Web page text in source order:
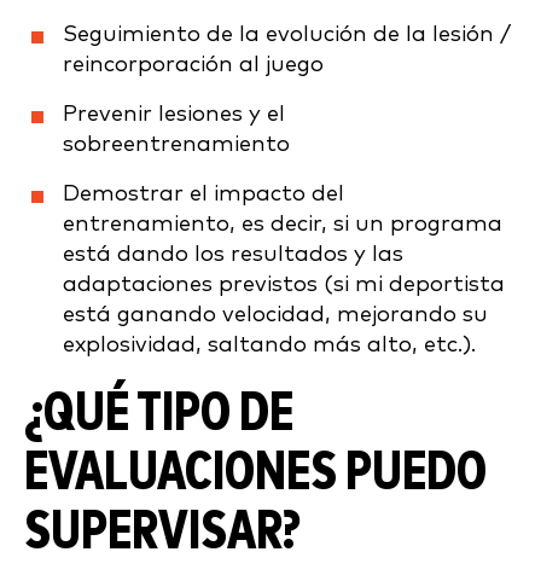
Seguimiento de la evolución de la lesión /
reincorporación al juego
Prevenir lesiones y el
sobreentrenamiento
Demostrar el impacto del
entrenamiento, es decir, si un programa
está dando los resultados y las
adaptaciones previstos (si mi deportista
está ganando velocidad, mejorando su
explosividad, saltando más alto, etc.).
¿QUÉ TIPO DE
EVALUACIONES PUEDO
SUPERVISAR?